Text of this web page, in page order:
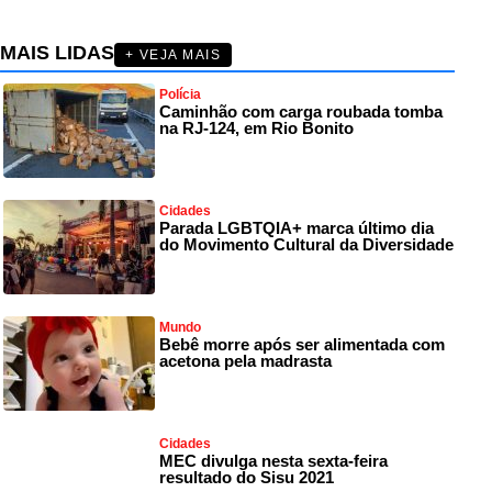
MAIS LIDAS + VEJA MAIS
Polícia
Caminhão com carga roubada tomba
na RJ-124, em Rio Bonito
Cidades
Parada LGBTQIA+ marca último dia
do Movimento Cultural da Diversidade
Mundo
Bebê morre após ser alimentada com
acetona pela madrasta
Cidades
MEC divulga nesta sexta-feira
resultado do Sisu 2021